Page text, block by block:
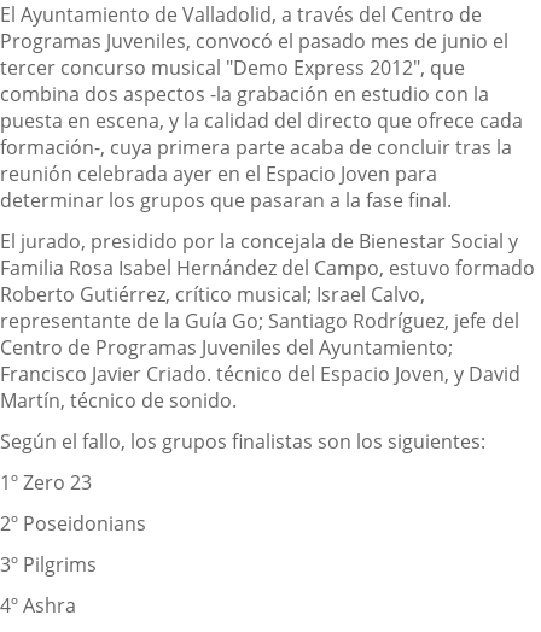
El Ayuntamiento de Valladolid, a través del Centro de
Programas Juveniles, convocó el pasado mes de junio el
tercer concurso musical "Demo Express 2012", que
combina dos aspectos -la grabación en estudio con la
puesta en escena, y la calidad del directo que ofrece cada
formación-, cuya primera parte acaba de concluir tras la
reunión celebrada ayer en el Espacio Joven para
determinar los grupos que pasaran a la fase final.
El jurado, presidido por la concejala de Bienestar Social y
Familia Rosa Isabel Hernández del Campo, estuvo formado
Roberto Gutiérrez, crítico musical; Israel Calvo,
representante de la Guía Go; Santiago Rodríguez, jefe del
Centro de Programas Juveniles del Ayuntamiento;
Francisco Javier Criado. técnico del Espacio Joven, y David
Martín, técnico de sonido.
Según el fallo, los grupos finalistas son los siguientes:
1º Zero 23
2º Poseidonians
3º Pilgrims
4º Ashra